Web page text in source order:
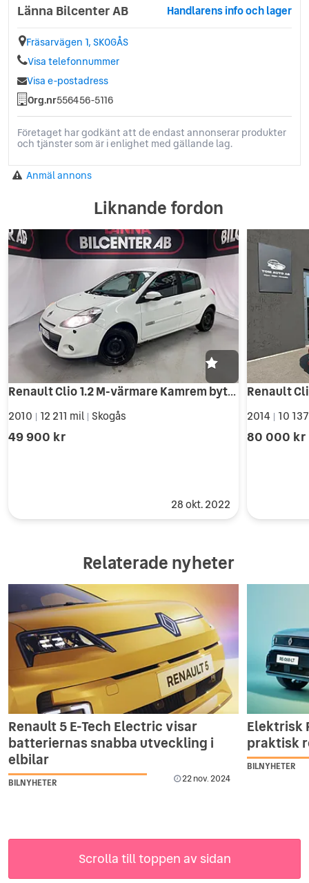
Länna Bilcenter AB Handlarens info och lager
Fräsarvägen 1, SKOGÅS
Visa telefonnummer
Visa e-postadress
Org.nr556456-5116
Företaget har godkänt att de endast annonserar produkter
och tjänster som är i enlighet med gällande lag.
Anmäl annons
Liknande fordon
Renault Clio 1.2 M-värmare Kamrem bytt Nyservad Låg års SoV
2010 12 211 mil Skogås
49 900 kr
28 okt. 2022
2014 10
80 000 kr
Relaterade nyheter
Renault 5 E-Tech Electric visar
batteriernas snabba utveckling i
elbilar
BILNYHETER 22 nov. 2024
Elektrisk
praktisk
BILNYHETER
Scrolla till toppen av sidan